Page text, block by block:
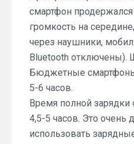
смартфон продержался
громкость на
через наушники,
Bluetooth отключены).
Бюджетные
5-6 часов.
Время полной зарядки
4,5-5 часов. Это очень
использовать